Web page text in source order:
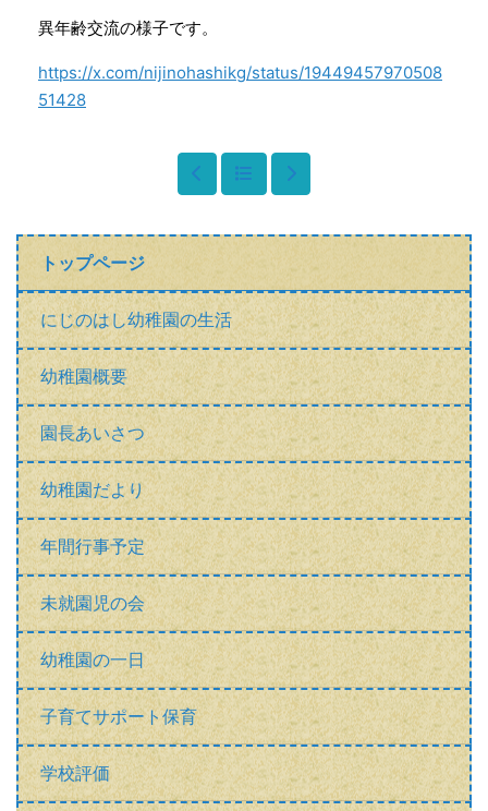
トップページ
にじのはし幼稚園の生活
幼稚園概要
園長あいさつ
幼稚園だより
年間行事予定
未就園児の会
幼稚園の一日
子育てサポート保育
学校評価
異年齢交流の様子です。
https://x.com/nijinohashikg/status/19449457970508
51428